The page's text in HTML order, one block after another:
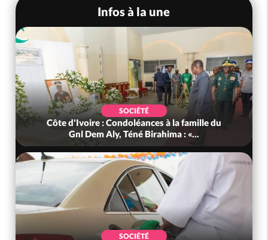
Infos à la une
SOCIÉTÉ
Côte d'Ivoire : Condoléances à la famille du
Gnl Dem Aly, Téné Birahima : «...
SOCIÉTÉ